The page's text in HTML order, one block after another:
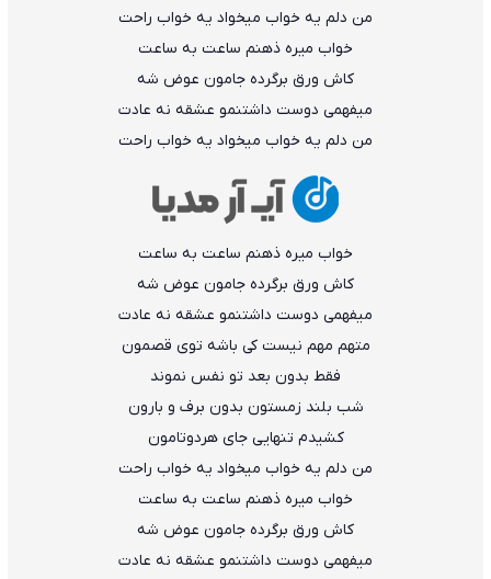
من دلم یه خواب میخواد یه خواب راحت
خواب میره ذهنم ساعت به ساعت
کاش ورق برگرده جامون عوض شه
میفهمی دوست داشتنمو عشقه نه عادت
من دلم یه خواب میخواد یه خواب راحت
خواب میره ذهنم ساعت به ساعت
کاش ورق برگرده جامون عوض شه
میفهمی دوست داشتنمو عشقه نه عادت
متهم مهم نیست کی باشه توی قصمون
فقط بدون بعد تو نفس نموند
شب بلند زمستون بدون برف و بارون
کشیدم تنهایی جای هردوتامون
من دلم یه خواب میخواد یه خواب راحت
خواب میره ذهنم ساعت به ساعت
کاش ورق برگرده جامون عوض شه
میفهمی دوست داشتنمو عشقه نه عادت